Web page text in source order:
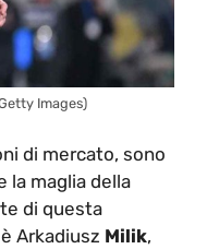
Images)
di mercato, sono
la maglia della
di questa
Arkadiusz Milik,